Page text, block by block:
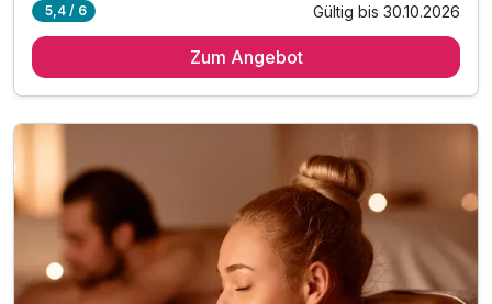
1 x leckeres Frühstück vom Buffet
inkl. Saunalandschaft mit drei Saunen
inkl. Bademantel & Saunatuch für ihren Aufenthalt
inkl. Ruheraum mit Panorama-Fenster
inkl. Sonnenterrasse mit Blick auf die Burgberg
5,4 / 6 Gültig bis 30.10.2026
Zum Angebot